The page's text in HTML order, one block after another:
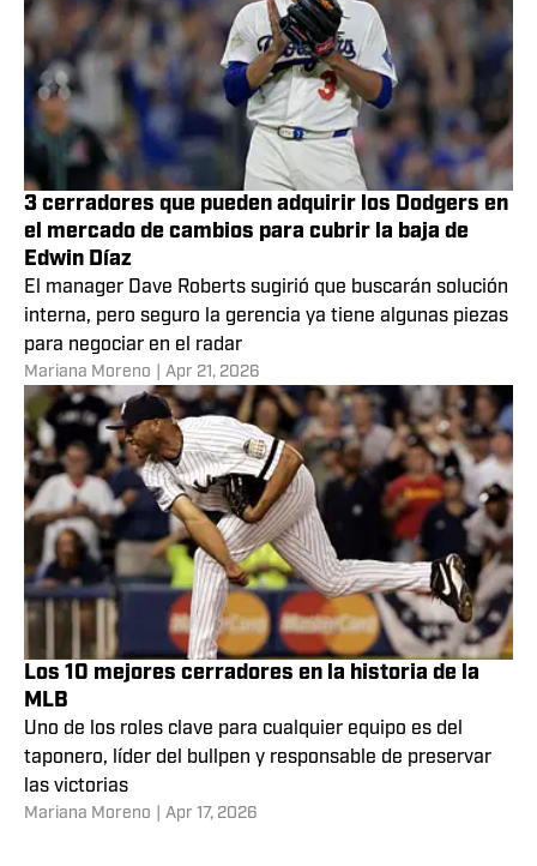
Pioneros, múltiples ganadores del Bate de Plata y el
Guante de Oro y hasta miembros de Cooperstown se
encuentran en la lista de los mejores receptores de la
región
Mariana Moreno Apr 21, 2026
3 cerradores que pueden adquirir los Dodgers en
el mercado de cambios para cubrir la baja de
Edwin Díaz
El manager Dave Roberts sugirió que buscarán solución
interna, pero seguro la gerencia ya tiene algunas piezas
para negociar en el radar
Mariana Moreno | Apr 21, 2026